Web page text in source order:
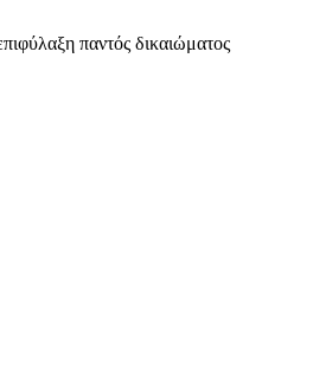
παντός δικαιώματος